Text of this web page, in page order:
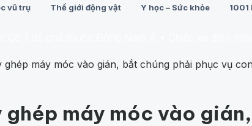
vũ trụ Thế giới động vật Y học – Sức khỏe 1001
máy móc vào gián, bắt chúng phải phục vụ
máy móc vào